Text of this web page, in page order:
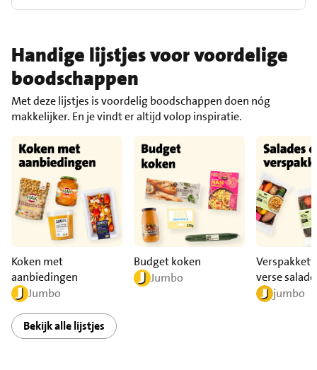
Handige lijstjes voor voordelige
boodschappen
Met deze lijstjes is voordelig boodschappen doen nóg
makkelijker. En je vindt er altijd volop inspiratie.
Koken met
aanbiedingen
Jumbo
Budget koken
Jumbo
verse
jumbo
Bekijk alle lijstjes